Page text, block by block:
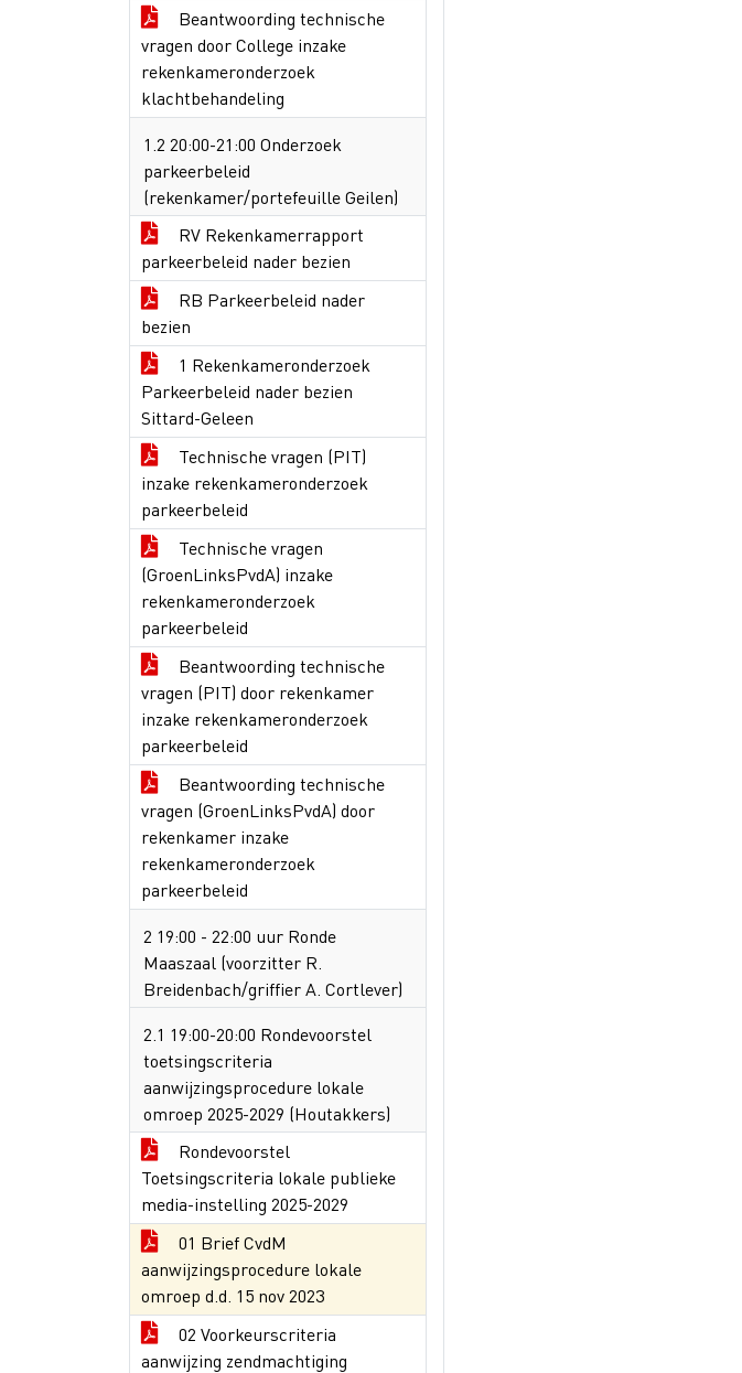
Beantwoording technische
vragen door College inzake
rekenkameronderzoek
klachtbehandeling
1.2 20:00-21:00 Onderzoek
parkeerbeleid
(rekenkamer/portefeuille Geilen)
RV Rekenkamerrapport
parkeerbeleid nader bezien
RB Parkeerbeleid nader
bezien
1 Rekenkameronderzoek
Parkeerbeleid nader bezien
Sittard-Geleen
Technische vragen (PIT)
inzake rekenkameronderzoek
parkeerbeleid
Technische vragen
(GroenLinksPvdA) inzake
rekenkameronderzoek
parkeerbeleid
Beantwoording technische
vragen (PIT) door rekenkamer
inzake rekenkameronderzoek
parkeerbeleid
Beantwoording technische
vragen (GroenLinksPvdA) door
rekenkamer inzake
rekenkameronderzoek
parkeerbeleid
2 19:00 - 22:00 uur Ronde
Maaszaal (voorzitter R.
Breidenbach/griffier A. Cortlever)
2.1 19:00-20:00 Rondevoorstel
toetsingscriteria
aanwijzingsprocedure lokale
omroep 2025-2029 (Houtakkers)
Rondevoorstel
Toetsingscriteria lokale publieke
media-instelling 2025-2029
01 Brief CvdM
aanwijzingsprocedure lokale
omroep d.d. 15 nov 2023
02 Voorkeurscriteria
aanwijzing zendmachtiging